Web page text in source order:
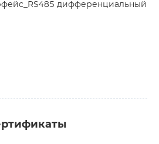
дифференциальный